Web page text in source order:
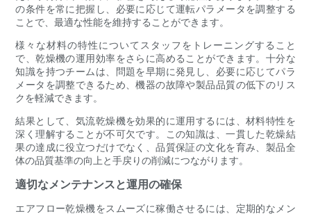
の条件を常に把握し、必要に応じて運転パラメータを調整する
ことで、最適な性能を維持することができます。
様々な材料の特性についてスタッフをトレーニングすること
で、乾燥機の運用効率をさらに高めることができます。十分な
知識を持つチームは、問題を早期に発見し、必要に応じてパラ
メータを調整できるため、機器の故障や製品品質の低下のリス
クを軽減できます。
結果として、気流乾燥機を効果的に運用するには、材料特性を
深く理解することが不可欠です。この知識は、一貫した乾燥結
果の達成に役立つだけでなく、品質保証の文化を育み、製品全
体の品質基準の向上と手戻りの削減につながります。
適切なメンテナンスと運用の確保
エアフロー乾燥機をスムーズに稼働させるには、定期的なメン